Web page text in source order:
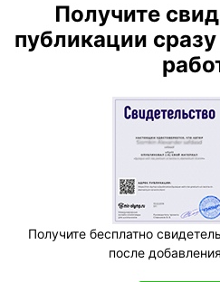
Получите
публикации
Получите бесплатно
после